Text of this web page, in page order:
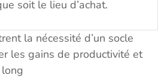
soit le lieu d’achat.
la nécessité d’un socle
les gains de productivité et